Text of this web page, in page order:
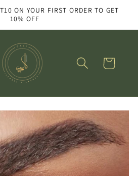
ON YOUR FIRST ORDER TO GET
10% OFF
Cart